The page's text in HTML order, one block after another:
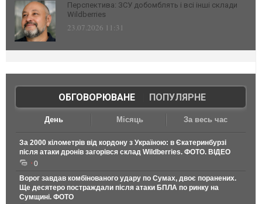
Перспектива: ЗСУ добомблять і всі інші склади
Wildberries
23.07.2026 11:31
ОБГОВОРЮВАНЕ| ПОПУЛЯРНЕ
День Місяць За весь час
За 2000 кілометрів від кордону з Україною: в Єкатеринбурзі
після атаки дронів загорівся склад Wildberries. ФОТО. ВІДЕО
0
Ворог завдав комбінованого удару по Сумах, двоє поранених.
Ще десятеро постраждали після атаки БПЛА по ринку на
Сумщині. ФОТО